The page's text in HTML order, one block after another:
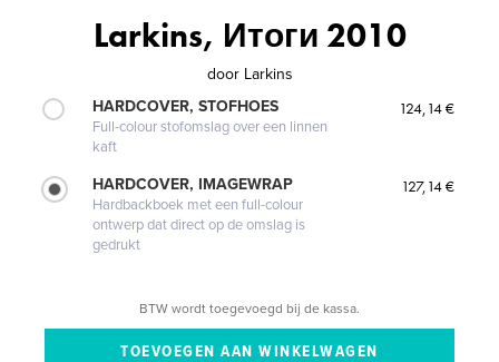
Larkins, Итоги 2010
door Larkins
HARDCOVER, STOFHOES
Full-colour stofomslag over een linnen
kaft
124,14 €
HARDCOVER, IMAGEWRAP
Hardbackboek met een full-colour
ontwerp dat direct op de omslag is
gedrukt
127,14 €
BTW wordt toegevoegd bij de kassa.